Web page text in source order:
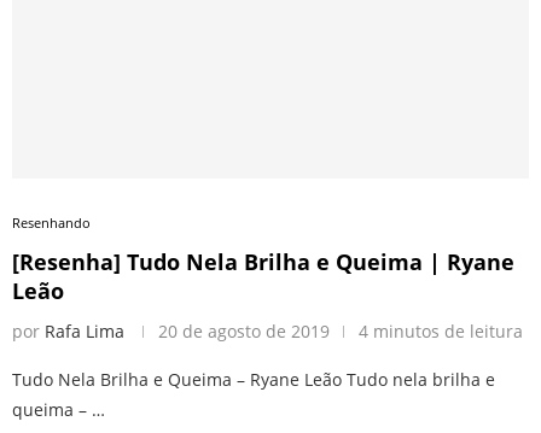
Resenhando
[Resenha] Tudo Nela Brilha e Queima | Ryane
Leão
por Rafa Lima 20 de agosto de 2019 4 minutos de leitura
Tudo Nela Brilha e Queima – Ryane Leão Tudo nela brilha e
queima – …